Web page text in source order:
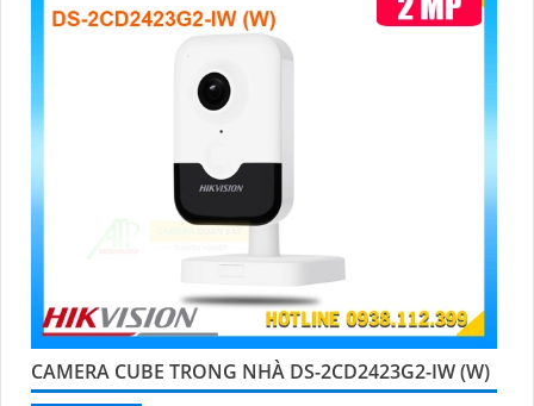
CAMERA CUBE TRONG NHÀ DS-2CD2423G2-IW (W)